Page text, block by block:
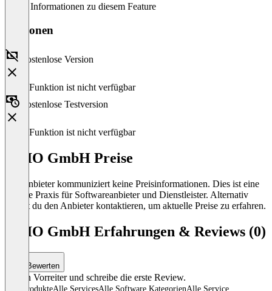
Keine Informationen zu diesem Feature
Versionen
Kostenlose Version
Diese Funktion ist nicht verfügbar
Kostenlose Testversion
Diese Funktion ist nicht verfügbar
proIO GmbH Preise
Der Anbieter kommuniziert keine Preisinformationen. Dies ist eine
übliche Praxis für Softwareanbieter und Dienstleister. Alternativ
kannst du den Anbieter kontaktieren, um aktuelle Preise zu erfahren.
proIO GmbH Erfahrungen & Reviews (0)
Bewerten
Sei ein Vorreiter und schreibe die erste Review.
Alle ProdukteAlle ServicesAlle Software KategorienAlle Service